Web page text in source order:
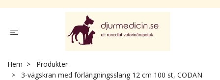
Hem
Produkter
3-vägskran med förlängningsslang 12 cm 100 st, CODAN